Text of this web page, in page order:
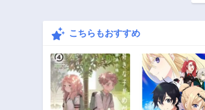
こちらもおすすめ